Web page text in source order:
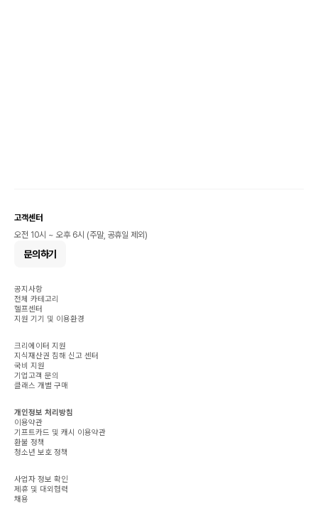
고객센터
오전 10시 ~ 오후 6시 (주말, 공휴일 제외)
문의하기
공지사항
전체 카테고리
헬프센터
지원 기기 및 이용환경
크리에이터 지원
지식재산권 침해 신고 센터
국비 지원
기업고객 문의
클래스 개별 구매
개인정보 처리방침
이용약관
기프트카드 및 캐시 이용약관
환불 정책
청소년 보호 정책
사업자 정보 확인
제휴 및 대외협력
채용